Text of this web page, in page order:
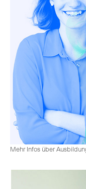
Mehr Infos über